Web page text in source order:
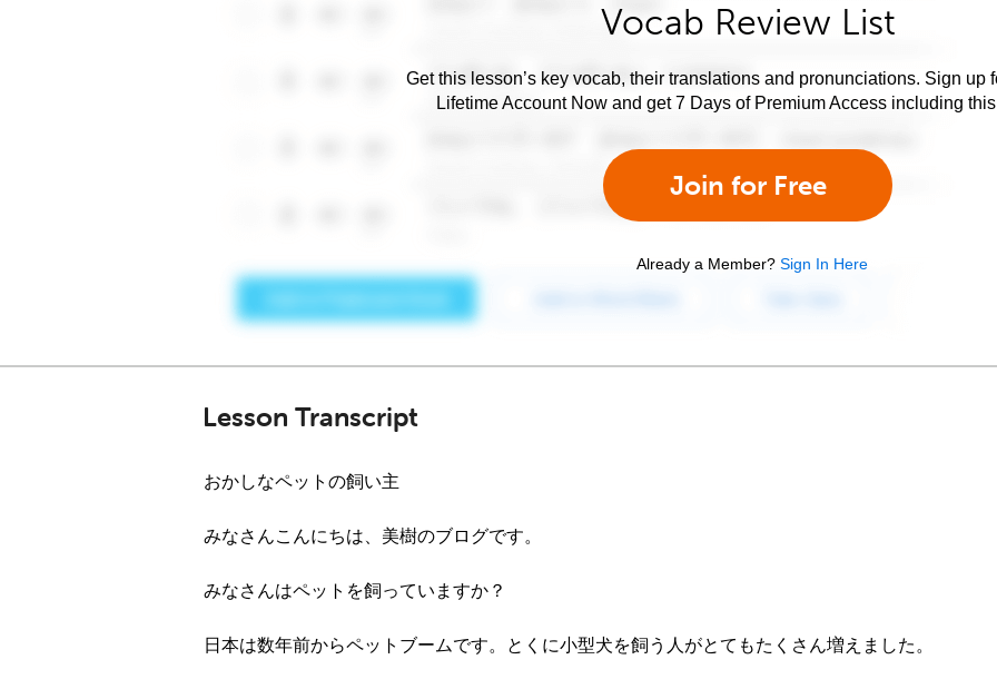
Vocab Review List
Get this lesson’s key vocab, their translations and pronunciations. Sign up
Lifetime Account Now and get 7 Days of Premium Access including
Join for Free
Already a Member? Sign In Here
Lesson Transcript
おかしなペットの飼い主
みなさんこんにちは、美樹のブログです。
みなさんはペットを飼っていますか？
日本は数年前からペットブームです。とくに小型犬を飼う人がとてもたくさん増えました。